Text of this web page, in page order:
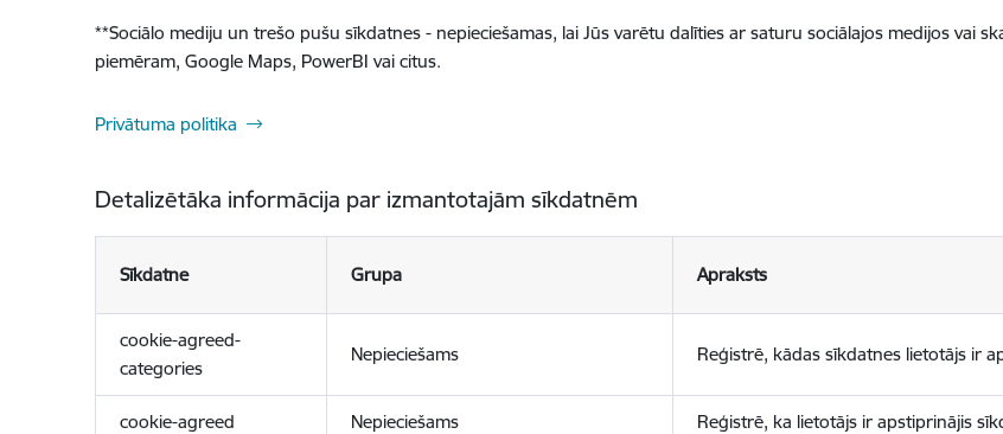
**Sociālo mediju un trešo pušu sīkdatnes - nepieciešamas, lai Jūs varētu dalīties ar saturu sociālajos medijos vai
piemēram, Google Maps, PowerBI vai citus.
Privātuma politika
Detalizētāka informācija par izmantotajām sīkdatnēm
Sīkdatne Grupa Apraksts
cookie-agreed-
categories
Nepieciešams Reģistrē, kādas sīkdatnes lietotājs ir
cookie-agreed Nepieciešams Reģistrē, ka lietotājs ir apstiprinājis